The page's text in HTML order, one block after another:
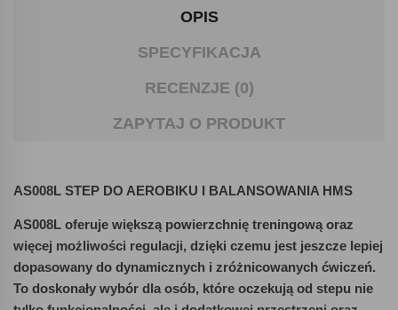
OPIS
SPECYFIKACJA
RECENZJE (0)
ZAPYTAJ O PRODUKT
AS008L STEP DO AEROBIKU I BALANSOWANIA HMS
AS008L oferuje większą powierzchnię treningową oraz
więcej możliwości regulacji, dzięki czemu jest jeszcze lepiej
dopasowany do dynamicznych i zróżnicowanych ćwiczeń.
To doskonały wybór dla osób, które oczekują od stepu nie